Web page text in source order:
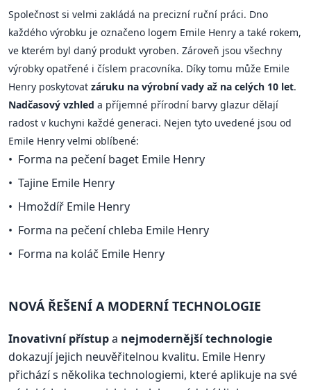
Společnost si velmi zakládá na precizní ruční práci. Dno
každého výrobku je označeno logem Emile Henry a také rokem,
ve kterém byl daný produkt vyroben. Zároveň jsou všechny
výrobky opatřené i číslem pracovníka. Díky tomu může Emile
Henry poskytovat záruku na výrobní vady až na celých 10 let.
Nadčasový vzhled a příjemné přírodní barvy glazur dělají
radost v kuchyni každé generaci. Nejen tyto uvedené jsou od
Emile Henry velmi oblíbené:
Forma na pečení baget Emile Henry
Tajine Emile Henry
Hmoždíř Emile Henry
Forma na pečení chleba Emile Henry
Forma na koláč Emile Henry
NOVÁ ŘEŠENÍ A MODERNÍ TECHNOLOGIE
Inovativní přístupa nejmodernější technologie
dokazují jejich neuvěřitelnou kvalitu. Emile Henry
přichází s několika technologiemi, které aplikuje na své